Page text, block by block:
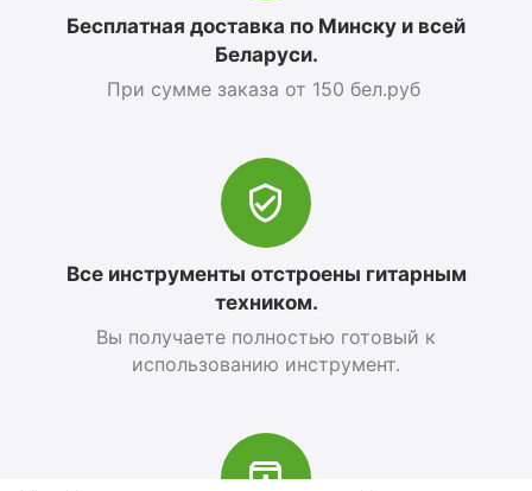
Бесплатная доставка по Минску и всей
Беларуси.
При сумме заказа от 150 бел.руб
Все инструменты отстроены гитарным
техником.
Вы получаете полностью готовый к
использованию инструмент.